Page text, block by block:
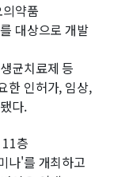
약품
대상으로 개발
균치료제 등
한 인허가, 임상,
다.
층
나'를 개최하고